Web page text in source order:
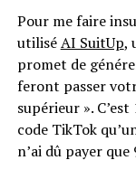
Pour me faire
utiliséAI SuitUp,
promet de
feront passer
supérieur ».
code TikTok
n’ai dû payer